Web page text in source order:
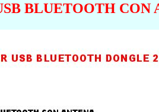
BLUETOOTH CON